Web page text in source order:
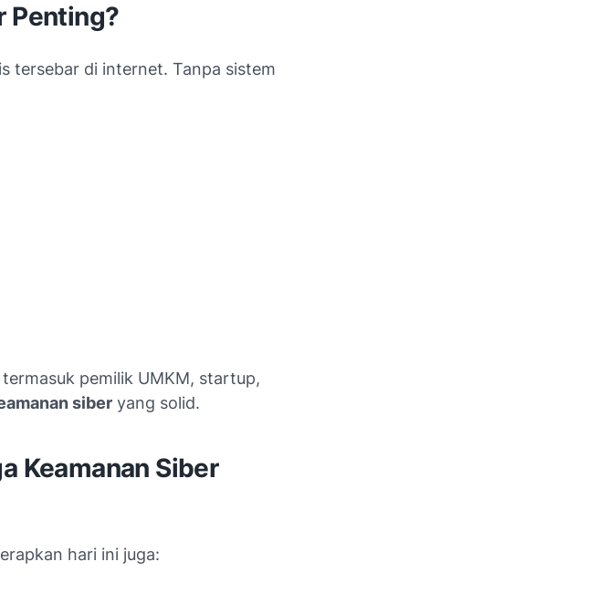
Penting?
tersebar di internet. Tanpa sistem
pemilik UMKM, startup,
siber yang solid.
Keamanan Siber
hari ini juga: